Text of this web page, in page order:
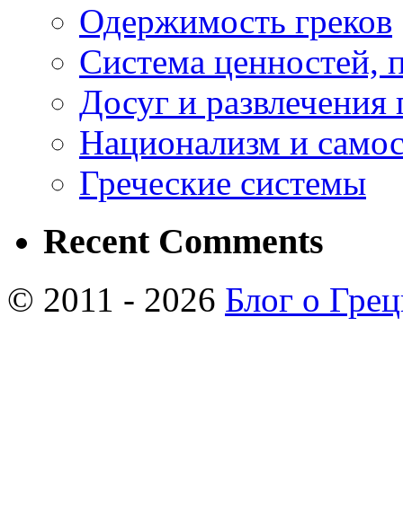
Одержимость греков
Система ценностей,
Досуг и развлечения
Национализм и
Греческие системы
Recent Comments
© 2011 - 2026 Блог о